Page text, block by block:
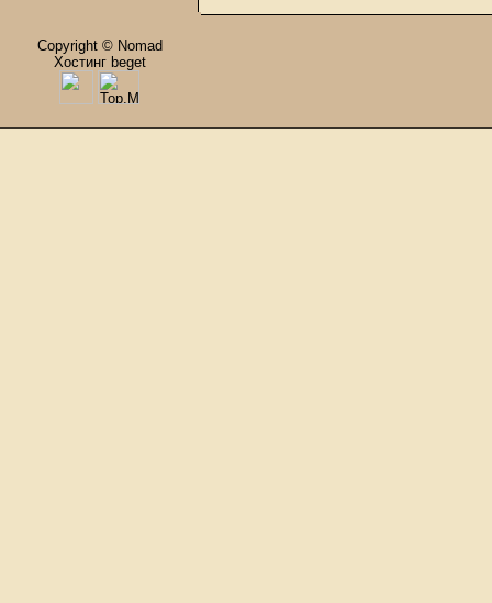
Copyright © Nomad
Хостинг beget